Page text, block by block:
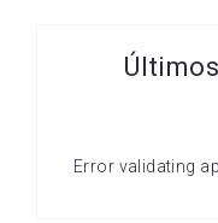
Error validating